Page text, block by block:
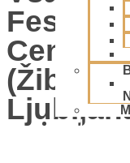
Festival
Centru